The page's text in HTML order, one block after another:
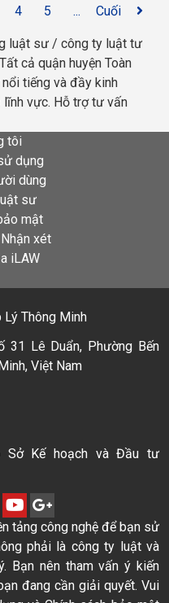
4 5 ... Cuối
luật sư / công ty luật tư
cả quận huyện Toàn
tiếng và đầy kinh
vực. Hỗ trợ tư vấn
tôi
dụng
dùng
sư
mật
xét
iLAW
Lý Thông Minh
31 Lê Duẩn, Phường Bến
Việt Nam
Sở Kế hoạch và Đầu tư
tảng công nghệ để bạn sử
phải là công ty luật và
Bạn nên tham vấn ý kiến
đang cần giải quyết. Vui